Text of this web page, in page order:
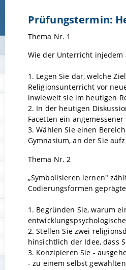
Prüfungstermin:
Thema Nr. 1
Wie der Unterricht injedem
1. Legen Sie dar, welche
Religionsunterricht vor
inwieweit sie im heutigen
2. In der heutigen
Facetten ein
3. Wählen Sie einen
Gymnasium, an der Sie
Thema Nr. 2
„Symbolisieren lernen"
Codierungsformen
1. Begründen Sie, warum
2. Stellen Sie zwei
hinsichtlich der Idee, dass
3. Konzipieren Sie -
- zu einem selbst